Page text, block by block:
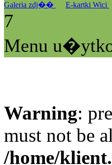
Galeria zdj�� E-kartki Wici
7
Menu
Warning:
must not be
/home/